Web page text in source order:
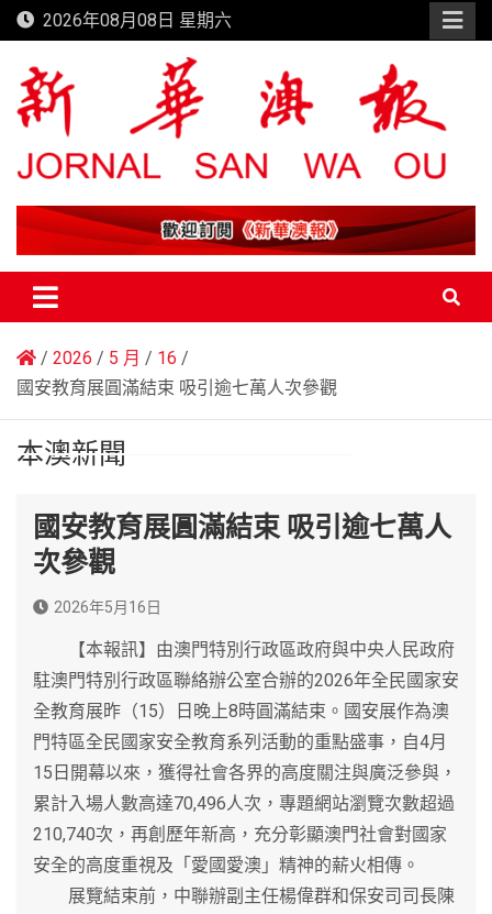
Skip
to
content
2026年08月08日 星期六
新華澳報
2026 5 月
16
國安教育展圓滿結束 吸引逾七萬人次參觀
本澳新聞
國安教育展圓滿結束 吸引逾七萬人
次參觀
2026年5月16日
【本報訊】由澳門特別行政區政府與中央人民政府
駐澳門特別行政區聯絡辦公室合辦的2026年全民國家安
全教育展昨（15）日晚上8時圓滿結束。國安展作為澳
門特區全民國家安全教育系列活動的重點盛事，自4月
15日開幕以來，獲得社會各界的高度關注與廣泛參與，
累計入場人數高達70,496人次，專題網站瀏覽次數超過
210,740次，再創歷年新高，充分彰顯澳門社會對國家
安全的高度重視及「愛國愛澳」精神的薪火相傳。
展覽結束前，中聯辦副主任楊偉群和保安司司長陳